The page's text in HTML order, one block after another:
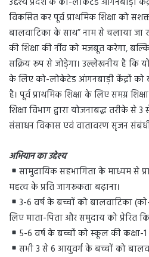
विकसित कर पूर्व प्राथमिक शिक्षा को
बालवाटिका के साथ” नाम से चलाया
की शिक्षा की नींव को मजबूत करेगा,
सक्रिय रूप से जोड़ेगा। उल्लेखनीय है कि
के लिए को-लोकेटेड आंगनबाड़ी केंद्रों को
है। पूर्व प्राथमिक शिक्षा के लिए समग्र
शिक्षा विभाग द्वारा योजनाबद्ध तरीके से
संसाधन विकास एवं वातावरण सृजन संबंधी
अभियान का उद्देश्य
सामुदायिक सहभागिता के माध्यम से
महत्व के प्रति जागरूकता बढ़ाना।
3-6 वर्ष के बच्चों को बालवाटिका
लिए माता-पिता और समुदाय को प्रेरित
5-6 वर्ष के बच्चों को स्कूल की कक्षा-
सभी 3 से 6 आयुवर्ग के बच्चों को